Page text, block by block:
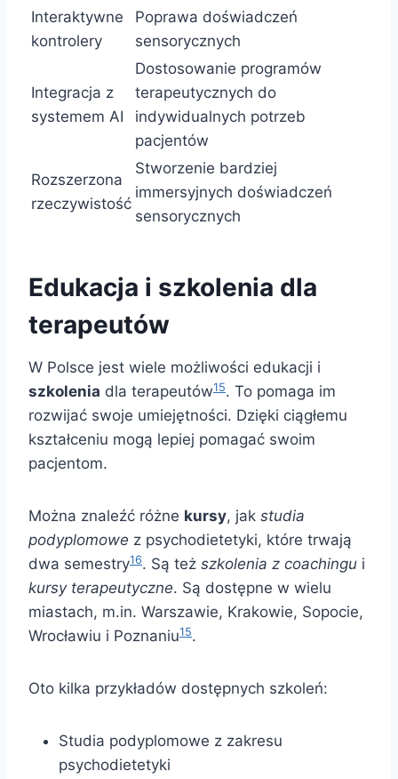
Interaktywne
kontrolery
Poprawa doświadczeń
sensorycznych
Integracja z
systemem AI
Dostosowanie programów
terapeutycznych do
indywidualnych potrzeb
pacjentów
Rozszerzona
rzeczywistość
Stworzenie bardziej
immersyjnych doświadczeń
sensorycznych
Edukacja i szkolenia dla
terapeutów
W Polsce jest wiele możliwości edukacji i
szkolenia dla terapeutów15. To pomaga im
rozwijać swoje umiejętności. Dzięki ciągłemu
kształceniu mogą lepiej pomagać swoim
pacjentom.
Można znaleźć różne kursy, jak studia
podyplomowe z psychodietetyki, które trwają
dwa semestry16. Są też szkolenia z coachingu i
kursy terapeutyczne. Są dostępne w wielu
miastach, m.in. Warszawie, Krakowie, Sopocie,
Wrocławiu i Poznaniu15.
Oto kilka przykładów dostępnych szkoleń:
Studia podyplomowe z zakresu
psychodietetyki